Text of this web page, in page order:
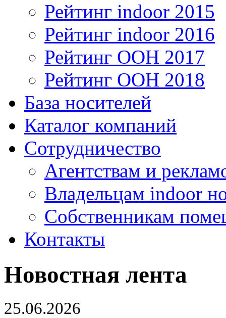
Рейтинг indoor 2015
Рейтинг indoor 2016
Рейтинг OOH 2017
Рейтинг OOH 2018
База носителей
Каталог компаний
Сотрудничество
Агентствам и
Владельцам indoor
Собственникам
Контакты
Новостная лента
25.06.2026